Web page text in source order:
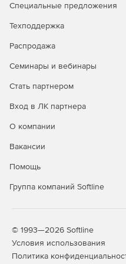
использован для
различных
отдельные узлы
Специальные предложения
Техподдержка
Распродажа
Семинары и вебинары
Стать партнером
Вход в ЛК партнера
О компании
Вакансии
Помощь
Группа компаний Softline
© 1993—2026 Softline
Условия использования
Политика